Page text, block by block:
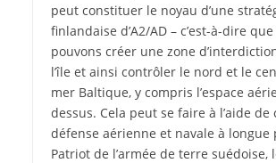
peut constituer le noyau d’une
finlandaise d’A2/AD – c’est-à-dire
pouvons créer une zone
l’île et ainsi contrôler le nord et le
mer Baltique, y compris l’espace
dessus. Cela peut se faire à l’aide de
défense aérienne et navale à longue
Patriot de l’armée de terre suédoise,